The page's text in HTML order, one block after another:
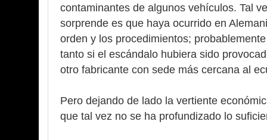
contaminantes de algunos vehículos. Tal
sorprende es que haya ocurrido en
orden y los procedimientos;
tanto si el escándalo hubiera sido
otro fabricante con sede más cercana al
Pero dejando de lado la vertiente
que tal vez no se ha profundizado lo